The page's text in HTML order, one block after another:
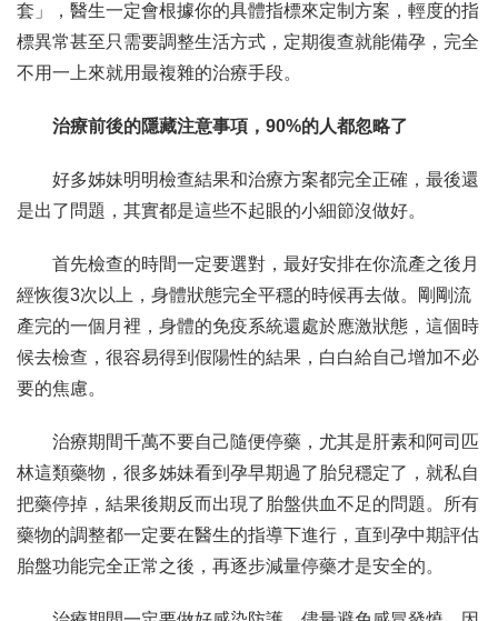
套」，醫生一定會根據你的具體指標來定制方案，輕度的指
標異常甚至只需要調整生活方式，定期復查就能備孕，完全
不用一上來就用最複雜的治療手段。
治療前後的隱藏注意事項，90%的人都忽略了
好多姊妹明明檢查結果和治療方案都完全正確，最後還
是出了問題，其實都是這些不起眼的小細節沒做好。
首先檢查的時間一定要選對，最好安排在你流產之後月
經恢復3次以上，身體狀態完全平穩的時候再去做。剛剛流
產完的一個月裡，身體的免疫系統還處於應激狀態，這個時
候去檢查，很容易得到假陽性的結果，白白給自己增加不必
要的焦慮。
治療期間千萬不要自己隨便停藥，尤其是肝素和阿司匹
林這類藥物，很多姊妹看到孕早期過了胎兒穩定了，就私自
把藥停掉，結果後期反而出現了胎盤供血不足的問題。所有
藥物的調整都一定要在醫生的指導下進行，直到孕中期評估
胎盤功能完全正常之後，再逐步減量停藥才是安全的。